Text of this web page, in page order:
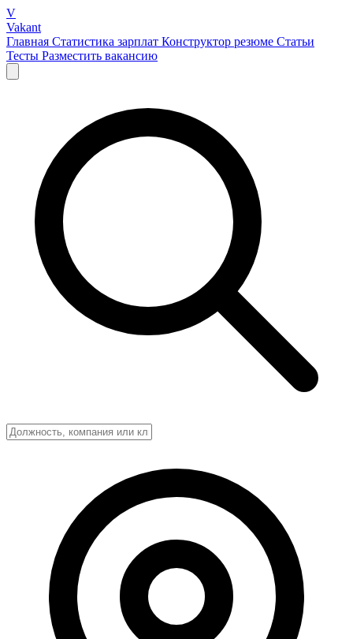
V
Vakant
Главная Статистика зарплат Конструктор резюме Статьи
Тесты Разместить вакансию